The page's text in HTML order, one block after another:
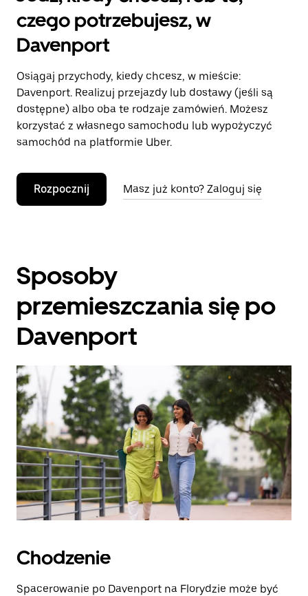
czego potrzebujesz, w
Davenport
Osiągaj przychody, kiedy chcesz, w mieście:
Davenport. Realizuj przejazdy lub dostawy (jeśli są
dostępne) albo oba te rodzaje zamówień. Możesz
korzystać z własnego samochodu lub wypożyczyć
samochód na platformie Uber.
Rozpocznij Masz już konto? Zaloguj się
Sposoby
przemieszczania się po
Davenport
Chodzenie
Spacerowanie po Davenport na Florydzie może być